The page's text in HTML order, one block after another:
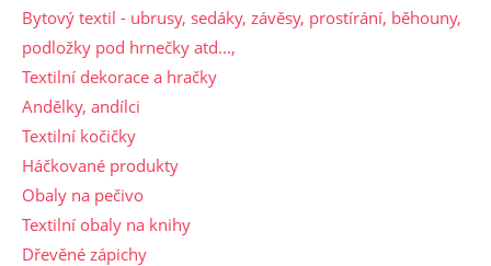
Bytový textil - ubrusy, sedáky, závěsy, prostírání, běhouny,
podložky pod hrnečky atd...,
Textilní dekorace a hračky
Andělky, andílci
Textilní kočičky
Háčkované produkty
Obaly na pečivo
Textilní obaly na knihy
Dřevěné zápichy